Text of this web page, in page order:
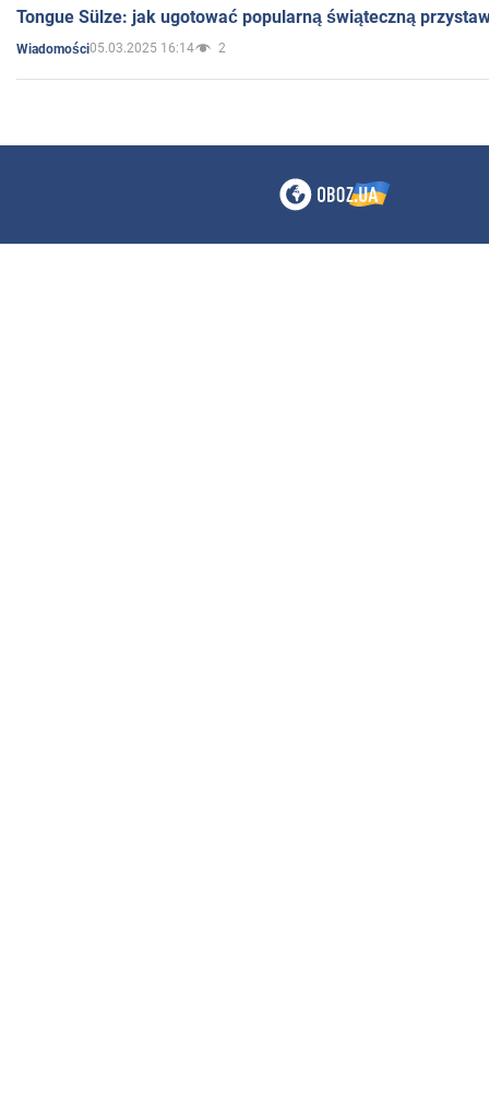
Tongue Sülze: jak ugotować popularną świąteczną
Wiadomości05.03.2025 16:14 2